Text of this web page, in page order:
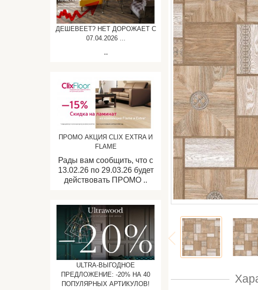
ДЕШЕВЕЕТ? НЕТ ДОРОЖАЕТ C
07.04.2026 ...
..
ПРОМО АКЦИЯ CLIX EXTRA И
FLAME
Рады вам сообщить, что с
13.02.26 по 29.03.26 будет
действовать ПРОМО ..
ULTRA-ВЫГОДНОЕ
ПРЕДЛОЖЕНИЕ: -20% НА 40
ПОПУЛЯРНЫХ АРТИКУЛОВ!